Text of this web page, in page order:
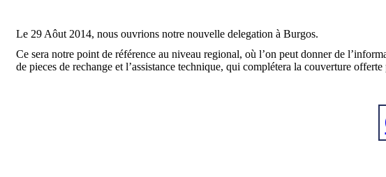
Le 29 Aôut 2014, nous ouvrions notre nouvelle delegation à Burgos.
Ce sera notre point de référence au niveau regional, où l’on peut donner de
de pieces de rechange et l’assistance technique, qui complétera la couverture